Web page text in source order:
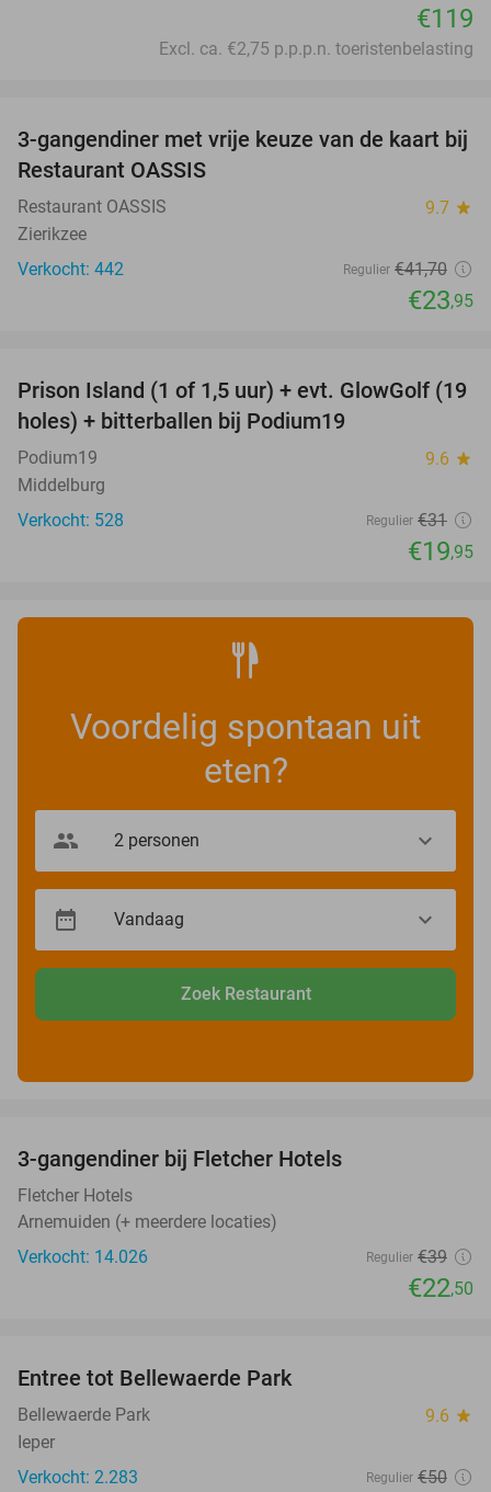
€119
Excl. ca. €2,75 p.p.p.n. toeristenbelasting
43%
3-gangendiner met vrije keuze van de kaart bij
Restaurant OASSIS
Restaurant OASSIS 9.7 star
Zierikzee
Verkocht: 442
Regulier €41,70
€23,95
36%
Prison Island (1 of 1,5 uur) + evt. GlowGolf (19
holes) + bitterballen bij Podium19
Podium19 9.6 star
Middelburg
Verkocht: 528
Regulier €31
€19,95
Voordelig spontaan uit
eten?
Zoek Restaurant
3-gangendiner bij Fletcher Hotels
Fletcher Hotels
Arnemuiden (+ meerdere locaties)
Verkocht: 14.026
Regulier €39
€22,50
Entree tot Bellewaerde Park
Bellewaerde Park 9.6 star
Ieper
Verkocht: 2.283
Regulier €50